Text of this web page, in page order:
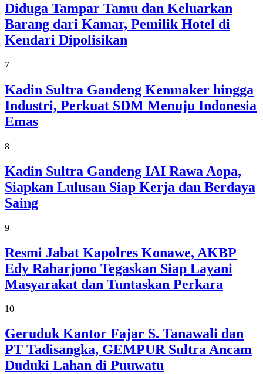
Diduga Tampar Tamu dan Keluarkan
Barang dari Kamar, Pemilik Hotel di
Kendari Dipolisikan
7
Kadin Sultra Gandeng Kemnaker hingga
Industri, Perkuat SDM Menuju Indonesia
Emas
8
Kadin Sultra Gandeng IAI Rawa Aopa,
Siapkan Lulusan Siap Kerja dan Berdaya
Saing
9
Resmi Jabat Kapolres Konawe, AKBP
Edy Raharjono Tegaskan Siap Layani
Masyarakat dan Tuntaskan Perkara
10
Geruduk Kantor Fajar S. Tanawali dan
PT Tadisangka, GEMPUR Sultra Ancam
Duduki Lahan di Puuwatu